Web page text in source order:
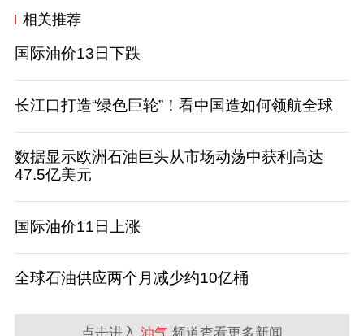
相关推荐
国际油价13日下跌
长江口打造“绿色巨轮”！看中国造如何领航全球
数据显示欧洲石油巨头从市场动荡中获利高达
47.5亿美元
国际油价11日上涨
全球石油供应两个月减少约10亿桶